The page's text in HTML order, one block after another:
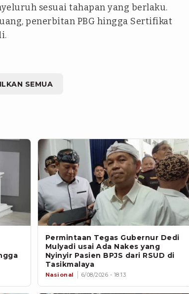
sesuai tahapan yang berlaku.
penerbitan PBG hingga Sertifikat
SEMUA
Permintaan Tegas Gubernur Dedi
Mulyadi usai Ada Nakes yang
Nyinyir Pasien BPJS dari RSUD di
Tasikmalaya
Nasional 6/08/2026 - 18:13